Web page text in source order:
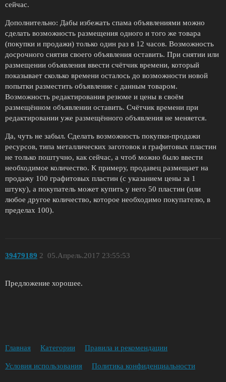
сейчас.
Дополнительно: Дабы избежать спама объявлениями можно
сделать возможность размещения одного и того же товара
(покупки и продажи) только один раз в 12 часов. Возможность
досрочного снятия своего объявления оставить. При снятии или
размещении объявления ввести счётчик времени, который
показывает сколько времени осталось до возможности новой
попытки разместить объявление с данным товаром.
Возможность редактирования резюме и цены в своём
размещённом объявлении оставить. Счётчик времени при
редактировании уже размещённого объявления не меняется.
Да, чуть не забыл. Сделать возможность покупки-продажи
ресурсов, типа металлических заготовок и графитовых пластин
не только поштучно, как сейчас, а чтоб можно было ввести
необходимое количество. К примеру, продавец размещает на
продажу 100 графитовых пластин (с указанием цены за 1
штуку), а покупатель может купить у него 50 пластин (или
любое другое количество, которое необходимо покупателю, в
пределах 100).
39479189 05.Апрель.2017 23:55:53
2
Предложение хорошее.
Главная Категории Правила и рекомендации
Условия использования Политика конфиденциальности